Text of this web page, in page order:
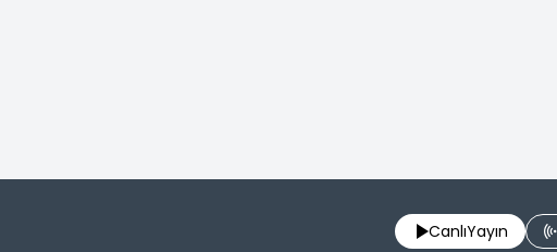
CanlıYayın